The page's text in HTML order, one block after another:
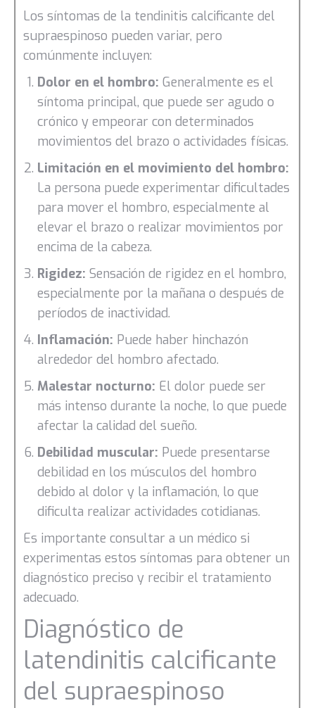
Los síntomas de la tendinitis calcificante del
supraespinoso pueden variar, pero
comúnmente incluyen:
Dolor en el hombro: Generalmente es el
síntoma principal, que puede ser agudo o
crónico y empeorar con determinados
movimientos del brazo o actividades físicas.
Limitación en el movimiento del hombro:
La persona puede experimentar dificultades
para mover el hombro, especialmente al
elevar el brazo o realizar movimientos por
encima de la cabeza.
Rigidez: Sensación de rigidez en el hombro,
especialmente por la mañana o después de
períodos de inactividad.
Inflamación: Puede haber hinchazón
alrededor del hombro afectado.
Malestar nocturno: El dolor puede ser
más intenso durante la noche, lo que puede
afectar la calidad del sueño.
Debilidad muscular: Puede presentarse
debilidad en los músculos del hombro
debido al dolor y la inflamación, lo que
dificulta realizar actividades cotidianas.
Es importante consultar a un médico si
experimentas estos síntomas para obtener un
diagnóstico preciso y recibir el tratamiento
adecuado.
Diagnóstico de
latendinitis calcificante
del supraespinoso